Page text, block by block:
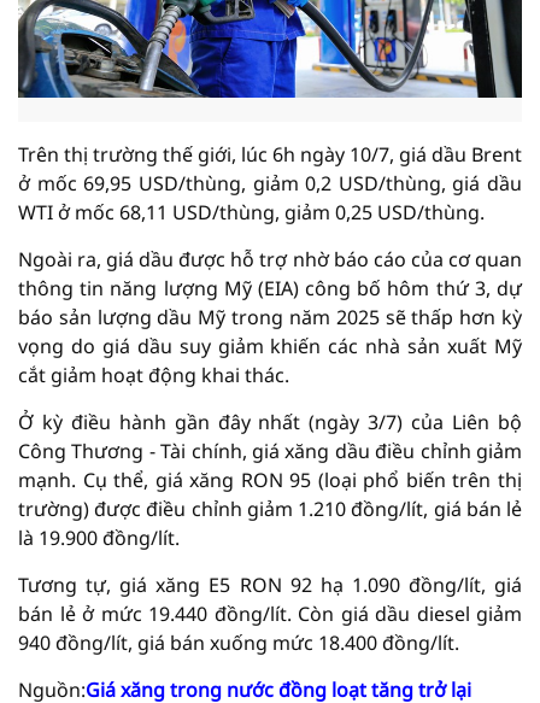
Trên thị trường thế giới, lúc 6h ngày 10/7, giá dầu Brent
ở mốc 69,95 USD/thùng, giảm 0,2 USD/thùng, giá dầu
WTI ở mốc 68,11 USD/thùng, giảm 0,25 USD/thùng.
Ngoài ra, giá dầu được hỗ trợ nhờ báo cáo của cơ quan
thông tin năng lượng Mỹ (EIA) công bố hôm thứ 3, dự
báo sản lượng dầu Mỹ trong năm 2025 sẽ thấp hơn kỳ
vọng do giá dầu suy giảm khiến các nhà sản xuất Mỹ
cắt giảm hoạt động khai thác.
Ở kỳ điều hành gần đây nhất (ngày 3/7) của Liên bộ
Công Thương - Tài chính, giá xăng dầu điều chỉnh giảm
mạnh. Cụ thể, giá xăng RON 95 (loại phổ biến trên thị
trường) được điều chỉnh giảm 1.210 đồng/lít, giá bán lẻ
là 19.900 đồng/lít.
Tương tự, giá xăng E5 RON 92 hạ 1.090 đồng/lít, giá
bán lẻ ở mức 19.440 đồng/lít. Còn giá dầu diesel giảm
940 đồng/lít, giá bán xuống mức 18.400 đồng/lít.
Nguồn:Giá xăng trong nước đồng loạt tăng trở lại